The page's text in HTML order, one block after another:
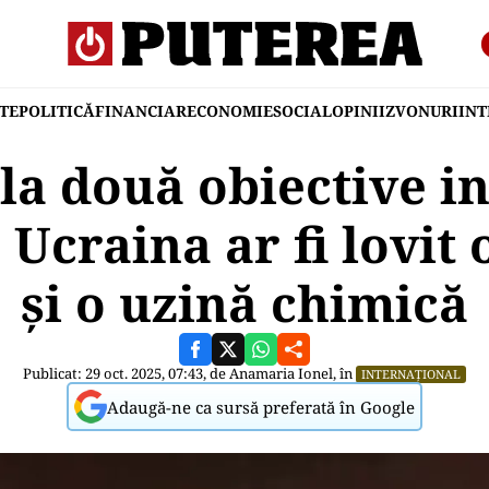
POLITICĂFINANCIARECONOMIESOCIALOPINIIZVONURI
două obiective
Ucraina ar fi lovit
și o uzină chimică
Publicat: 29 oct. 2025, 07:43, deAnamaria Ionel, în INTERNAȚIONAL
Adaugă-ne ca sursă preferată în Google